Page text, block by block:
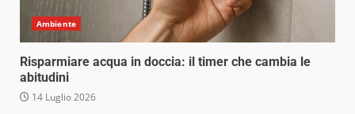
Ambiente
Risparmiare acqua in doccia: il timer che cambia le
abitudini
14 Luglio 2026